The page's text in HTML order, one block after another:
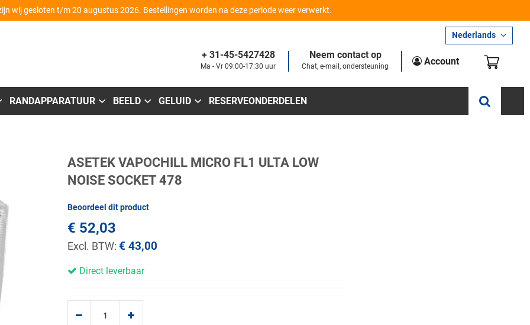
wij gesloten t/m 20 augustus 2026. Bestellingen worden na deze periode weer verwerkt.
Taal
Nederlands
Account
+ 31-45-5427428
Ma - Vr 09:00-17:30 uur
Neem contact op
Chat, e-mail, ondersteuning
RANDAPPARATUUR BEELD GELUID RESERVEONDERDELEN
ASETEK VAPOCHILL MICRO FL1 ULTA LOW
NOISE SOCKET 478
Beoordeel dit product
€ 52,03
€ 43,00
Direct leverbaar
naar
begin
gallerij